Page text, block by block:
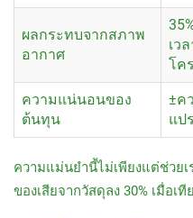
ผลกระทบจากสภาพ
อากาศ
เว
โค
ความแน่นอนของ
ต้นทุน
±ค
แป
ความแม่นยำนี้ไม่เพียงแต่ช่วยเ
ของเสียจากวัสดุลง 30% เมื่อเ